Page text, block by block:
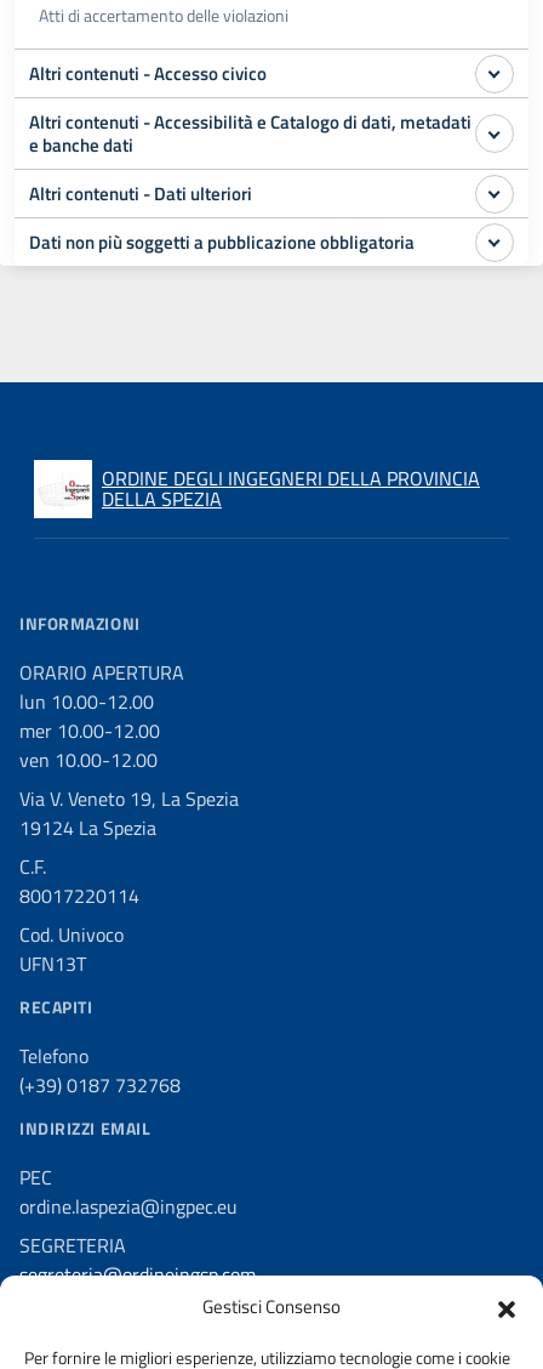
Gestisci Consenso
Per fornire le migliori esperienze, utilizziamo tecnologie come i cookie
Atti di accertamento delle violazioni
Altri contenuti - Accesso civico
Altri contenuti - Accessibilità e Catalogo di dati, metadati
e banche dati
Altri contenuti - Dati ulteriori
Dati non più soggetti a pubblicazione obbligatoria
ORDINE DEGLI INGEGNERI DELLA PROVINCIA
DELLA SPEZIA
INFORMAZIONI
ORARIO APERTURA
lun 10.00-12.00
mer 10.00-12.00
ven 10.00-12.00
Via V. Veneto 19, La Spezia
19124 La Spezia
C.F.
80017220114
Cod. Univoco
UFN13T
RECAPITI
Telefono
(+39) 0187 732768
INDIRIZZI EMAIL
PEC
ordine.laspezia@ingpec.eu
SEGRETERIA
segreteria@ordineingsp.com
RESPONSABILE PROTEZIONE DATI